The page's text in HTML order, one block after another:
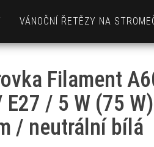
VÁNOČNÍ ŘETĚZY NA
Filament
E27 / 5 W (75
/ neutrální bílá